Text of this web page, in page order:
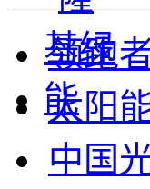
领跑
太阳
中国